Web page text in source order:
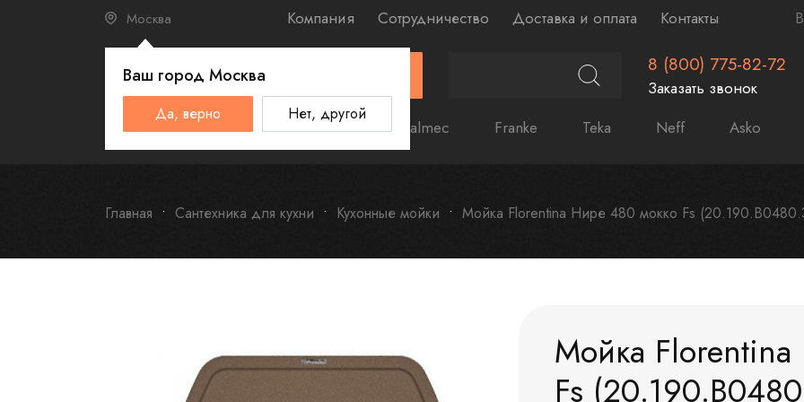
Москва
Ваш город Москва
Да, верно Нет, другой
Компания Сотрудничество Доставка и оплата Контакты
8 (800) 775-82-72
Заказать звонок
Schulthess Smeg Omoikiri Falmec Franke Teka Neff Asko
Главная Сантехника для кухни Кухонные мойки Мойка Florentina Нире 480 мокко Fs
Мойка
Fs